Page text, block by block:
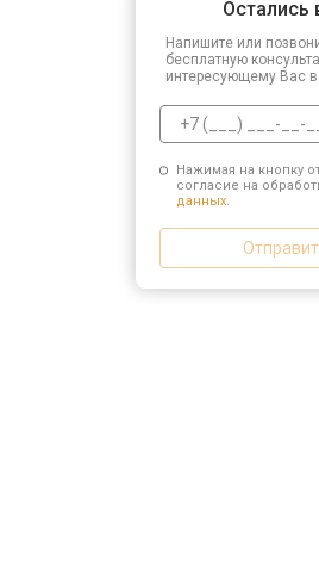
Остались
Напишите или
бесплатную
интересующему Вас
Нажимая на кнопку
согласие на
данных.